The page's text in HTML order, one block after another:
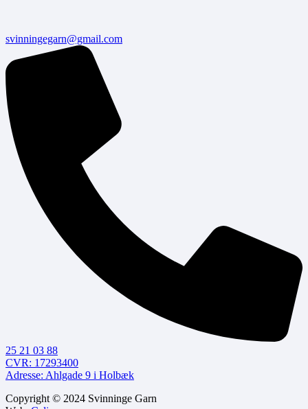
svinningegarn@gmail.com
25 21 03 88
CVR: 17293400
Adresse: Ahlgade 9 i Holbæk
Copyright © 2024 Svinninge Garn